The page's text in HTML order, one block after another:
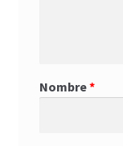
Nombre*